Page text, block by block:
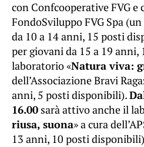
con Confcooperative FVG
FondoSviluppo FVG Spa
da 10 a 14 anni, 15 posti
per giovani da 15 a 19
laboratorio «Natura viva:
dell’Associazione Bravi
anni, 5 posti disponibili).
16.00 sarà attivo anche il
riusa, suona» a cura
13 anni, 10 posti